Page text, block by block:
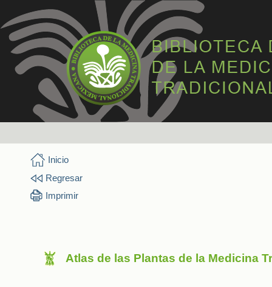
Inicio
Regresar
Imprimir
Atlas de las Plantas de la Medicina